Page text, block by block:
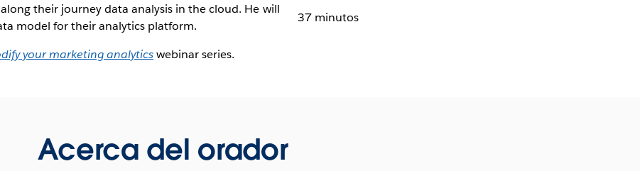
their journey data analysis in the cloud. He will
model for their analytics platform.
your marketing analyticswebinar series.
37 minutos
Acerca del orador